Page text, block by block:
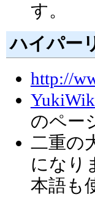
す。
ハイパー
http://
のペー
二重の
になり
本語も